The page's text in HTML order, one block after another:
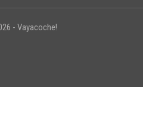
- Vayacoche!